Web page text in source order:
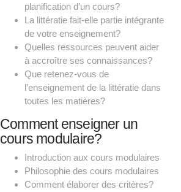
planification d’un cours?
La littératie fait-elle partie intégrante
de votre enseignement?
Quelles ressources peuvent aider
à accroître ses connaissances?
Que retenez-vous de
l’enseignement de la littératie dans
toutes les matières?
Comment enseigner un
cours modulaire?
Introduction aux cours modulaires
Philosophie des cours modulaires
Comment élaborer des critères?